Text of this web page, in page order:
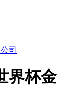
界杯金